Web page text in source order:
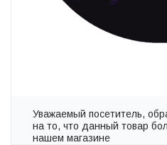
Уважаемый посетитель,
на то, что данный товар
нашем магазине